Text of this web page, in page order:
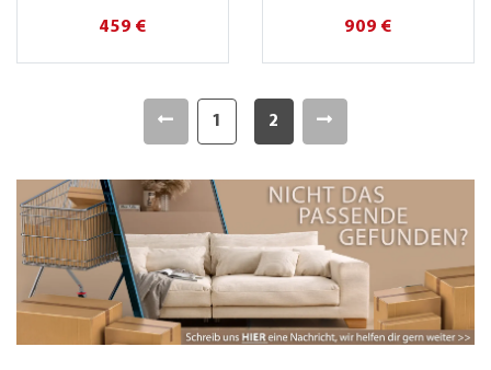
459 € 909 €
1 2